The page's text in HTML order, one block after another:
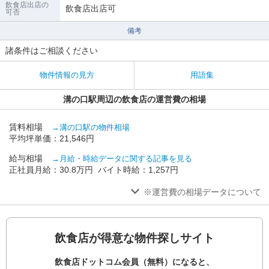
飲食店出店の
可否
飲食店出店可
備考
諸条件はご相談ください
物件情報の見方 用語集
溝の口駅周辺の飲食店の運営費の相場
賃料相場 →溝の口駅の物件相場
平均坪単価：21,546円
給与相場 →月給・時給データに関する記事を見る
正社員月給：30.8万円 バイト時給：1,257円
※運営費の相場データについて
飲食店が得意な物件探しサイト
飲食店ドットコム会員（無料）になると、